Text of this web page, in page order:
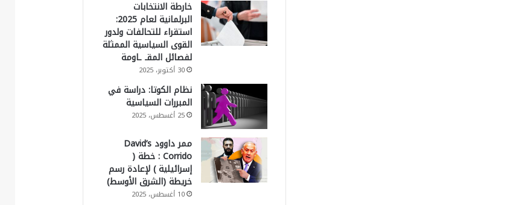
خارطة الانتخابات
البرلمانية لعام 2025:
استقراء للتحالفات ولدور
القوى السياسية الممثلة
لفصائل المقـ ـاومة
30 أكتوبر، 2025
نظام الكوتا: دراسة في
المبررات السياسية
25 أغسطس، 2025
ممر داوود David’s
Corrido : خطة (
إسرائيلية ) لإعادة رسم
خريطة (الشرق الأوسط)
10 أغسطس، 2025